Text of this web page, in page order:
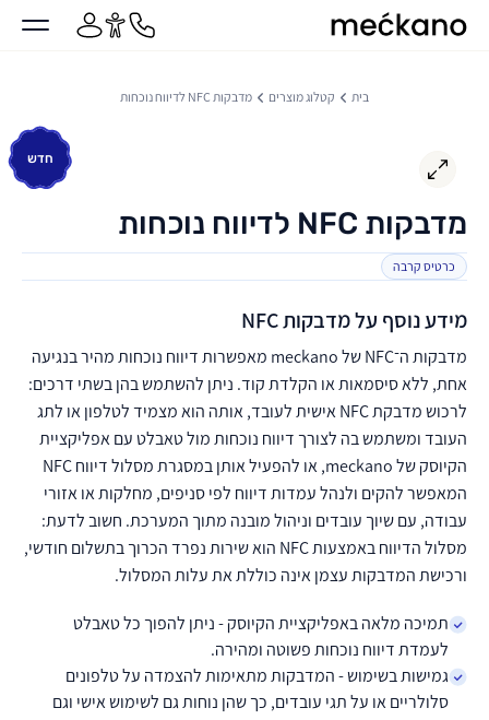
מרכזי
מקאנו
בית קטלוג מוצרים מדבקות NFC לדיווח נוכחות
חדש
מדבקות NFC לדיווח נוכחות
כרטיס קרבה
מידע נוסף על מדבקות NFC
מדבקות ה־NFC של meckano מאפשרות דיווח נוכחות מהיר בנגיעה
אחת, ללא סיסמאות או הקלדת קוד. ניתן להשתמש בהן בשתי דרכים:
לרכוש מדבקת NFC אישית לעובד, אותה הוא מצמיד לטלפון או לתג
העובד ומשתמש בה לצורך דיווח נוכחות מול טאבלט עם אפליקציית
הקיוסק של meckano, או להפעיל אותן במסגרת מסלול דיווח NFC
המאפשר להקים ולנהל עמדות דיווח לפי סניפים, מחלקות או אזורי
עבודה, עם שיוך עובדים וניהול מובנה מתוך המערכת. חשוב לדעת:
מסלול הדיווח באמצעות NFC הוא שירות נפרד הכרוך בתשלום חודשי,
ורכישת המדבקות עצמן אינה כוללת את עלות המסלול.
תמיכה מלאה באפליקציית הקיוסק - ניתן להפוך כל טאבלט
לעמדת דיווח נוכחות פשוטה ומהירה.
גמישות בשימוש - המדבקות מתאימות להצמדה על טלפונים
סלולריים או על תגי עובדים, כך שהן נוחות גם לשימוש אישי וגם